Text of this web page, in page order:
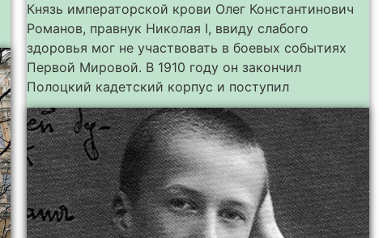
Князь императорской крови Олег Константинович
Романов, правнук Николая I, ввиду слабого
здоровья мог не участвовать в боевых событиях
Первой Мировой. В 1910 году он закончил
Полоцкий кадетский корпус и поступил